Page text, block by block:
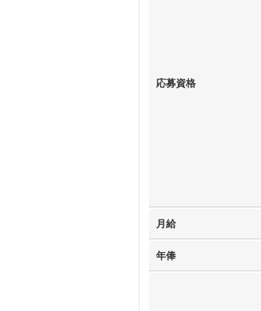
応募資格
月給
年俸